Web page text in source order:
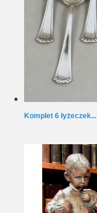
Komplet 6 łyżeczek...